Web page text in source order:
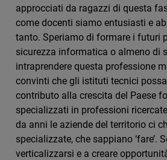
approcciati da ragazzi di questa
come docenti siamo entusiasti e
tanto. Speriamo di formare i futuri
sicurezza informatica o almeno di
intraprendere questa professione
convinti che gli istituti tecnici
contributo alla crescita del Paese
specializzati in professioni
da anni le aziende del territorio ci
specializzate, che sappiano ‘fare’.
verticalizzarsi e a creare